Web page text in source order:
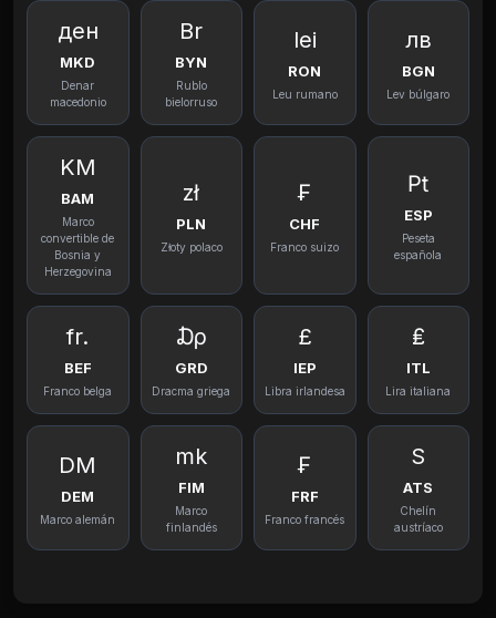
ден
MKD
Denar
macedonio
Br
BYN
Rublo
bielorruso
lei
RON
Leu rumano
лв
BGN
Lev búlgaro
KM
BAM
Marco
convertible de
Bosnia y
Herzegovina
zł
PLN
Złoty polaco
₣
CHF
Franco suizo
₧
ESP
Peseta
española
fr.
BEF
Franco belga
₯
GRD
Dracma griega
£
IEP
Libra irlandesa
₤
ITL
Lira italiana
DM
DEM
Marco alemán
mk
FIM
Marco
finlandés
₣
FRF
Franco francés
S
ATS
Chelín
austríaco